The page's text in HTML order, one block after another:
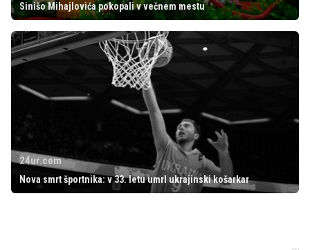
Sinišo Mihajlovića pokopali v večnem mestu
24ur.com
Nova smrt športnika: v 33. letu umrl ukrajinski košarkar